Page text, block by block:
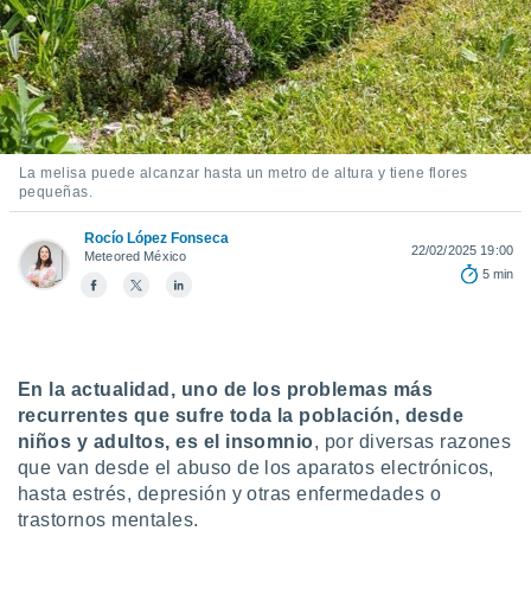
coste.
botón
a la
la
todas
ya sean
nos
análisis
y
en
más
nuestra
ACEPTAR
Y
CONTINUAR
CONFIGURACIÓN
La melisa puede alcanzar hasta un metro de altura y tiene flores
pequeñas.
Rocío López Fonseca
Meteored México
22/02/2025 19:00
5 min
En la actualidad, uno de los problemas más
recurrentes que sufre toda la población, desde
niños y adultos, es el insomnio, por diversas razones
que van desde el abuso de los aparatos electrónicos,
hasta estrés, depresión y otras enfermedades o
trastornos mentales.